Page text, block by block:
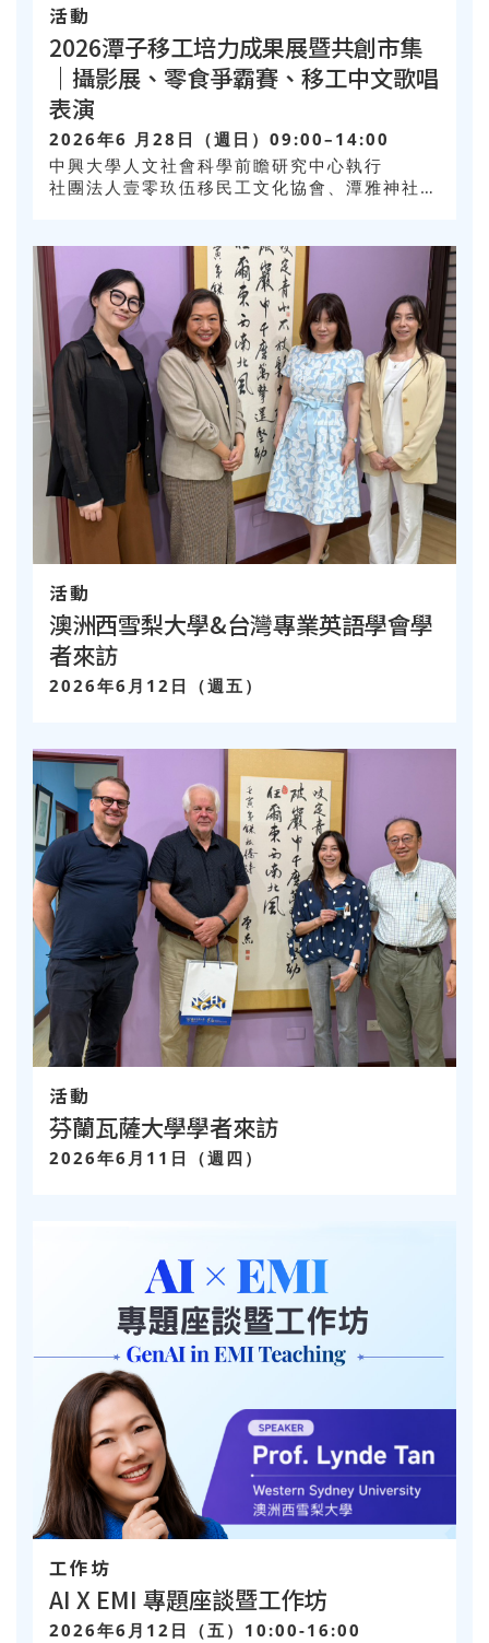
活動
2026潭子移工培力成果展暨共創市集
｜攝影展、零食爭霸賽、移工中文歌唱
表演
2026年6 月28日（週日）09:00–14:00
中興大學人文社會科學前瞻研究中心執行
社團法人壹零玖伍移民工文化協會、潭雅神社區
活動
澳洲西雪梨大學&台灣專業英語學會學
者來訪
2026年6月12日（週五）
活動
芬蘭瓦薩大學學者來訪
2026年6月11日（週四）
工作坊
AI X EMI 專題座談暨工作坊
2026年6月12日（五）10:00-16:00